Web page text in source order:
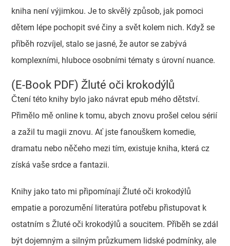
kniha není výjimkou. Je to skvělý způsob, jak pomoci
dětem lépe pochopit své činy a svět kolem nich. Když se
příběh rozvíjel, stalo se jasné, že autor se zabývá
komplexními, hluboce osobními tématy s úrovní nuance.
(E-Book PDF) Žluté oči krokodýlů
Čtení této knihy bylo jako návrat epub mého dětství.
Přimělo mě online k tomu, abych znovu prošel celou sérií
a zažil tu magii znovu. Ať jste fanouškem komedie,
dramatu nebo něčeho mezi tím, existuje kniha, která cz
získá vaše srdce a fantazii.
Knihy jako tato mi připomínají Žluté oči krokodýlů
empatie a porozumění literatúra potřebu přistupovat k
ostatním s Žluté oči krokodýlů a soucitem. Příběh se zdál
být dojemným a silným průzkumem lidské podmínky, ale